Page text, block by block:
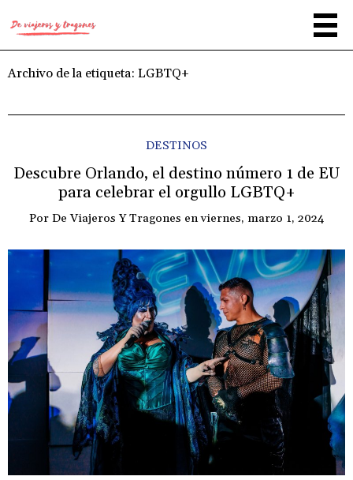
Archivo de la etiqueta: LGBTQ+
DESTINOS
Descubre Orlando, el destino número 1 de EU
para celebrar el orgullo LGBTQ+
Por De Viajeros Y Tragones enviernes, marzo 1, 2024